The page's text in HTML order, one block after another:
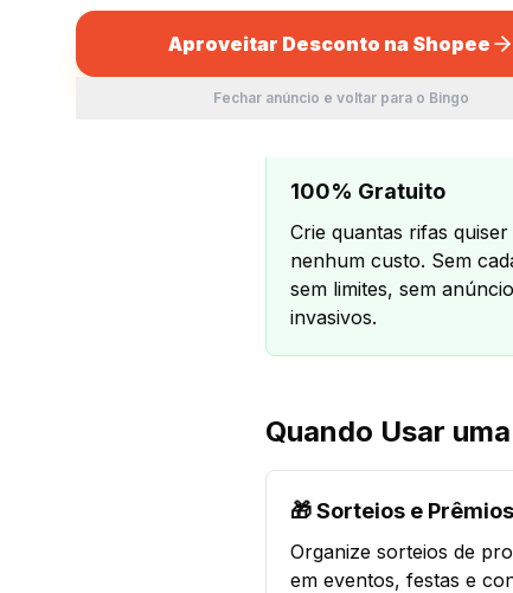
Aproveitar Desconto na Shopee
Fechar anúncio e voltar para o Bingo
permitindo que você
Por Que Usar
100% Gratuito
Crie quantas rifas quiser
nenhum custo. Sem
sem limites, sem
invasivos.
Quando Usar
🎁 Sorteios e Prêmios
Organize sorteios de
em eventos, festas e